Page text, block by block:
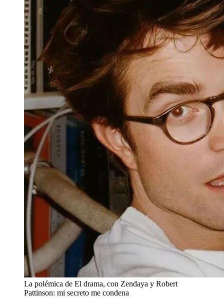
La polémica de El drama, con Zendaya y Robert
Pattinson: mi secreto me condena